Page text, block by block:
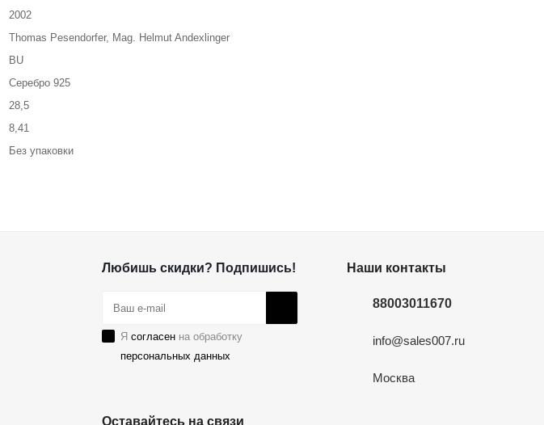
2002
Thomas Pesendorfer, Mag. Helmut Andexlinger
BU
Серебро 925
28,5
8,41
Без упаковки
Любишь скидки? Подпишись!
Я согласенна обработку
персональных данных
Оставайтесь на связи
Наши контакты
88003011670
info@sales007.ru
Москва